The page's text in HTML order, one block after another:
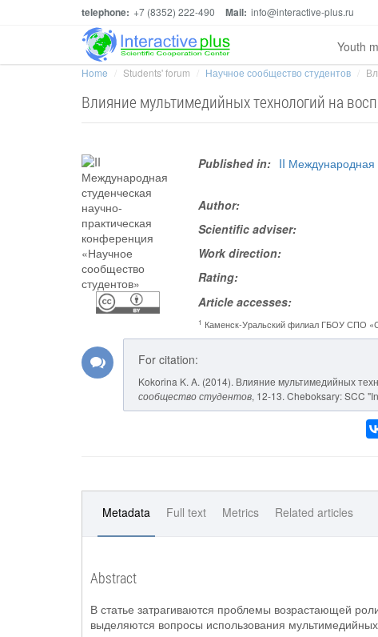
telephone: +7 (8352) 222-490 Mail: info@interactive-plus.ru
Youth
Home Students' forum Научное сообщество студентов
Влияние мультимедийных технологий на
Published in: II Международная
Author:
Scientific adviser:
Work direction:
Rating:
Article accesses:
1 Каменск-Уральский филиал ГБОУ СПО
For citation:
Kokorina K. A. (2014). Влияние мультимедийных
сообщество студентов, 12-13. Cheboksary: SCC
Metadata Full text Metrics Related articles
Abstract
В статье затрагиваются проблемы возрастающей
выделяются вопросы использования